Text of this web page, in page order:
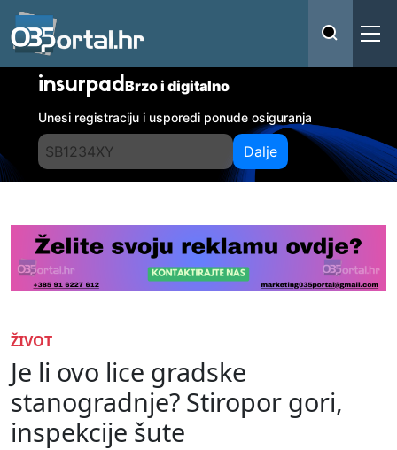
insurpadBrzo i digitalno
Unesi registraciju i usporedi ponude osiguranja
Dalje
ŽIVOT
Je li ovo lice gradske
stanogradnje? Stiropor gori,
inspekcije šute